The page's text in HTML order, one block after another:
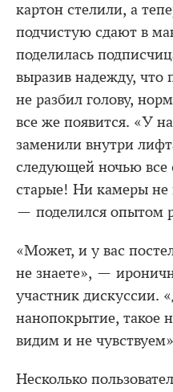
картон стелили, а
подчистую сдают в
поделилась
выразив надежду, что
не разбил голову,
все же появится. «У
заменили внутри
следующей ночью все
старые! Ни камеры
— поделился опытом
«Может, и у вас
не знаете», —
участник дискуссии.
нанопокрытие, такое
видим и не
Несколько